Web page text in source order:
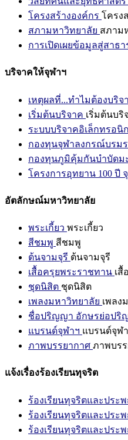
โครงสร้างองค์กร โครง
สภามหาวิทยาลัย สภาม
การเปิดเผยข้อมูลสู่สาธ
บริจาคให้จุฬาฯ
เหตุผลที่...ทำไมต้องบริจ
เริ่มต้นบริจาค เริ่มต้นบริ
ระบบบริจาคอิเล็กทรอนิ
กองทุนจุฬาลงกรณ์บรม
กองทุนภูมิคุ้มกันบำบัดมะ
โครงการอุทยาน 100 ปี
อัตลักษณ์มหาวิทยาลัย
พระเกี้ยว พระเกี้ยว
สีชมพู สีชมพู
ต้นจามจุรี ต้นจามจุรี
เสื้อครุยพระราชทาน เสื้
ชุดนิสิต ชุดนิสิต
เพลงมหาวิทยาลัย เพลง
ชื่อปริญญา อักษรย่อปริ
แบรนด์จุฬาฯ แบรนด์จุฬ
ภาพบรรยากาศ ภาพบร
แจ้งเรื่องร้องเรียนทุจริต
ร้องเรียนทุจริตและประ
ร้องเรียนทุจริตและประ
ร้องเรียนทุจริตและประ